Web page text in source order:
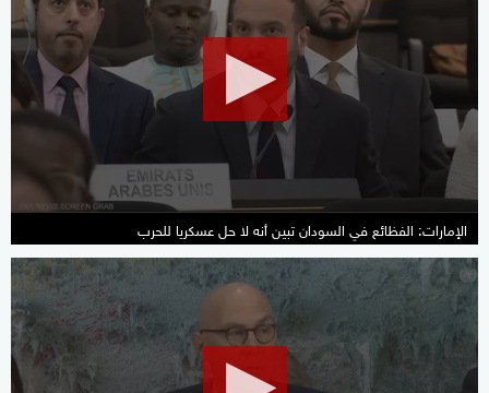
of
1
minute,
17
seconds
الإمارات: الفظائع في السودان تبين أنه لا حل عسكريا للحرب
0
seconds
of
23
seconds